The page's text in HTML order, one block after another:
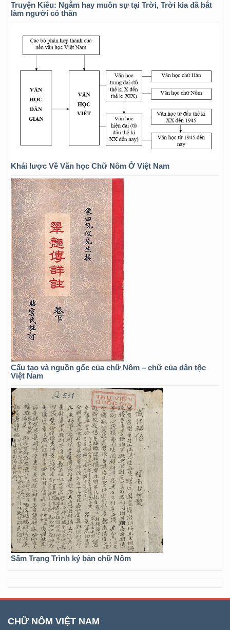
Truyện Kiều: Ngẫm hay muôn sự tại Trời, Trời kia đã bắt
làm người có thân
Khái lược Về Văn học Chữ Nôm Ở Việt Nam
Cấu tạo và nguồn gốc của chữ Nôm – chữ của dân tộc
Việt Nam
Sấm Trạng Trình ký bản chữ Nôm
CHỮ NÔM VIỆT NAM